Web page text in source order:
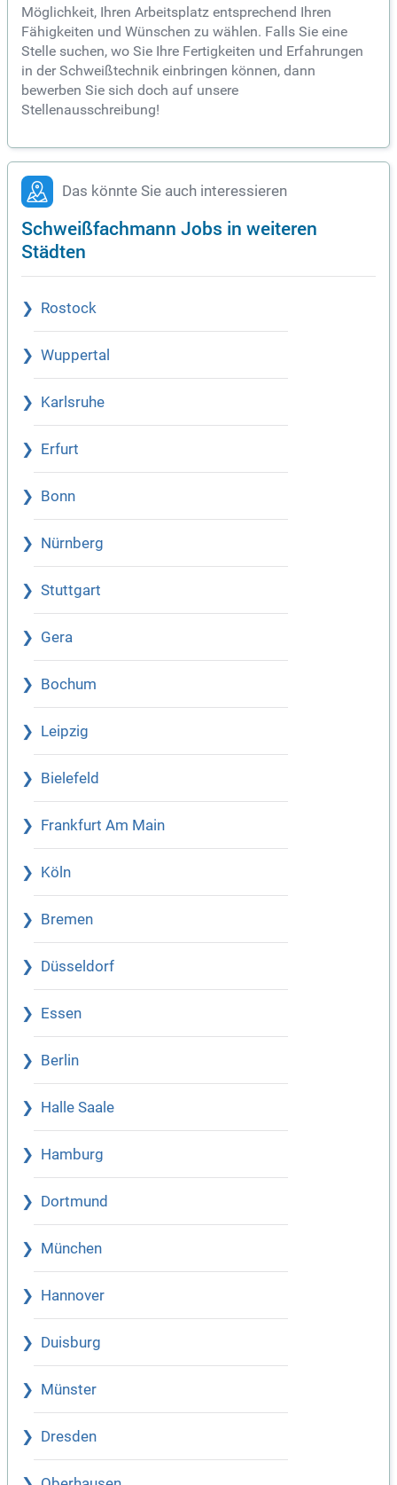
Möglichkeit, Ihren Arbeitsplatz entsprechend Ihren
Fähigkeiten und Wünschen zu wählen. Falls Sie eine
Stelle suchen, wo Sie Ihre Fertigkeiten und Erfahrungen
in der Schweißtechnik einbringen können, dann
bewerben Sie sich doch auf unsere
Stellenausschreibung!
Das könnte Sie auch interessieren
Schweißfachmann Jobs in weiteren
Städten
Rostock
Wuppertal
Karlsruhe
Erfurt
Bonn
Nürnberg
Stuttgart
Gera
Bochum
Leipzig
Bielefeld
Frankfurt Am Main
Köln
Bremen
Düsseldorf
Essen
Berlin
Halle Saale
Hamburg
Dortmund
München
Hannover
Duisburg
Münster
Dresden